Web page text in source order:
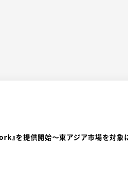
』を提供開始〜東アジア市場を対象